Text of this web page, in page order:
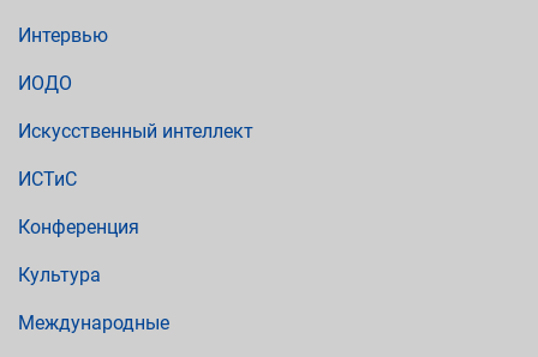
Интервью
ИОДО
Искусственный интеллект
ИСТиС
Конференция
Культура
Международные